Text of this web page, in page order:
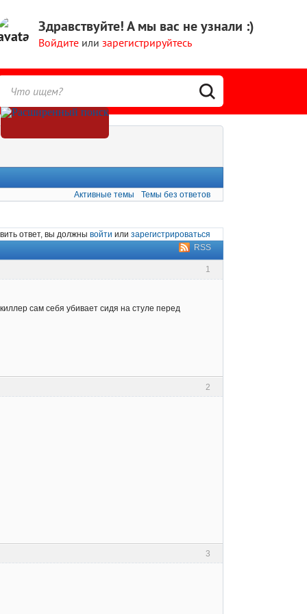
Здравствуйте!А мы вас не узнали :)
Войдите или зарегистрируйтесь
Активные темы Темы без ответов
ответ, вы должны войти или зарегистрироваться
RSS
1
сам себя убивает сидя на стуле перед
2
3